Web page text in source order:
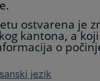
ostvarena je
kantona, a
o
jezik